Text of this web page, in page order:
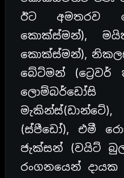
ඊට අමතරව
කොක්ස්මන්),
කොක්ස්මන්),
බේට්මන්
ලොම්බර්ඩෝසි
(ස්පීඩෝ), එමී
ජැක්සන් (වයිට්
රංගනයෙන්